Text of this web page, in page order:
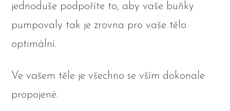
jednoduše podpoříte to, aby vaše buňky
pumpovaly tak je zrovna pro vaše tělo
optimální.
Ve vašem těle je všechno se vším dokonale
propojené.